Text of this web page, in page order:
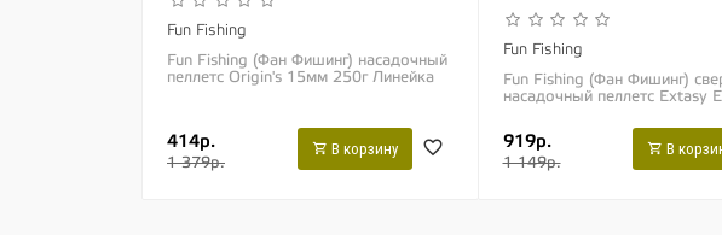
Fun Fishing
Fun Fishing (Фан Фишинг) насадочный
пеллетс Origin's 15мм 250г Линейка
414р.
1 379р.
В корзину
Fun Fishing
Fun Fishing (Фан Фишинг)
насадочный пеллетс Extasy
250г Эти пеллетсы удобны
имеют уже...
919р.
1 149р.
В